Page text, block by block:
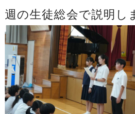
週の生徒総会で説明し